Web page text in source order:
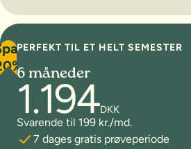
PERFEKT TIL ET HELT SEMESTER
6 måneder
1.194DKK
Svarende til 199 kr./md.
7 dages gratis prøveperiode